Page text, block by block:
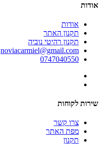
אודות
אודות
תקנון האתר
תקנון רהיטי נוביה
noviacarmiel@gmail.com
0747040550
שירות לקוחות
צרו קשר
מפת האתר
תקנון